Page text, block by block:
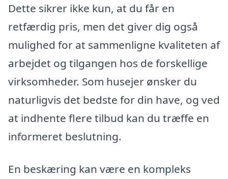
Dette sikrer ikke kun, at du får en
retfærdig pris, men det giver dig også
mulighed for at sammenligne kvaliteten af
arbejdet og tilgangen hos de forskellige
virksomheder. Som husejer ønsker du
naturligvis det bedste for din have, og ved
at indhente flere tilbud kan du træffe en
informeret beslutning.
En beskæring kan være en kompleks